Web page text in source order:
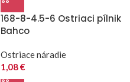
168-8-4.5-6 Ostriaci pílnik
Bahco
Ostriace náradie
1,08€